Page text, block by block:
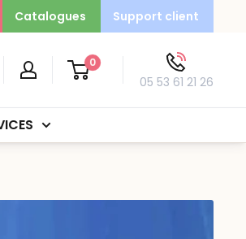
Catalogues Support client
0
05 53 61 21 26